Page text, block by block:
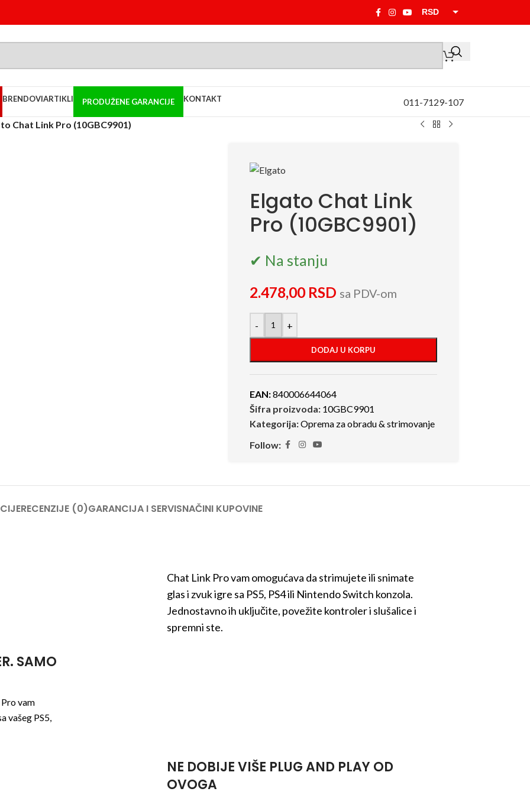
RSD
BRENDOVIARTIKLI PRODUŽENE GARANCIJE KONTAKT 011-7129-107
Chat Link Pro (10GBC9901)
Elgato Chat Link
Pro (10GBC9901)
✔ Na stanju
2.478,00 RSD sa PDV-om
- +
DODAJ U KORPU
EAN:840006644064
Šifra proizvoda: 10GBC9901
Kategorija:Oprema za obradu & strimovanje
Follow:
RECENZIJE (0)GARANCIJA I SERVISNAČINI KUPOVINE
Chat Link Pro vam omogućava da strimujete ili snimate
glas i zvuk igre sa PS5, PS4 ili Nintendo Switch konzola.
Jednostavno ih uključite, povežite kontroler i slušalice i
spremni ste.
SAMO
vam
vašeg PS5,
NE DOBIJE VIŠE PLUG AND PLAY OD
OVOGA